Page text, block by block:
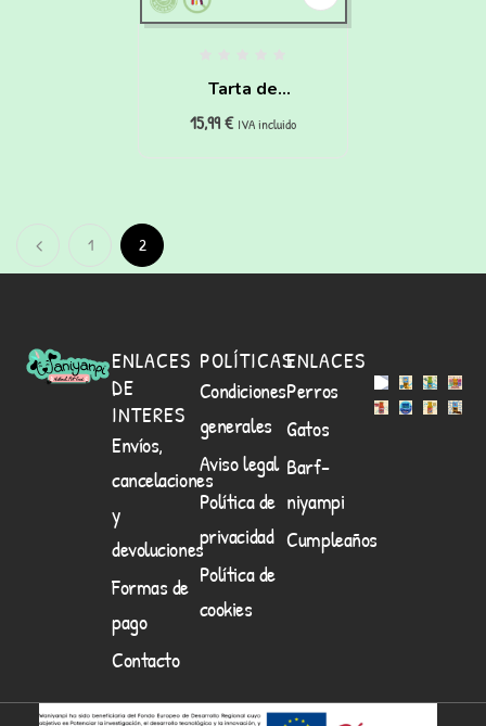
Tarta de
Cumpleaños para
15,99€ IVA incluido
1 2
ENLACES
DE
INTERES
Envíos,
cancelaciones
y
devoluciones
Formas de
pago
Contacto
POLÍTICAS
Condiciones
generales
Aviso legal
Política de
privacidad
Política de
cookies
ENLACES
Perros
Gatos
Barf-
niyampi
Cumpleaños